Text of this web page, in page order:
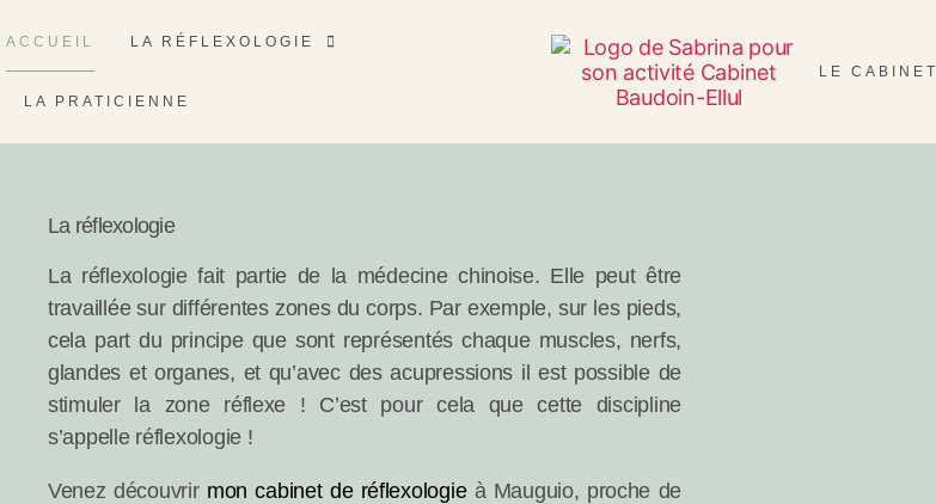
ACCUEIL LA RÉFLEXOLOGIE
LA PRATICIENNE
LE CABINET
La réflexologie
La réflexologie fait partie de la médecine chinoise. Elle peut être
travaillée sur différentes zones du corps. Par exemple, sur les pieds,
cela part du principe que sont représentés chaque muscles, nerfs,
glandes et organes, et qu’avec des acupressions il est possible de
stimuler la zone réflexe ! C’est pour cela que cette discipline
s’appelle réflexologie !
Venez découvrir mon cabinet de réflexologieà Mauguio, proche de